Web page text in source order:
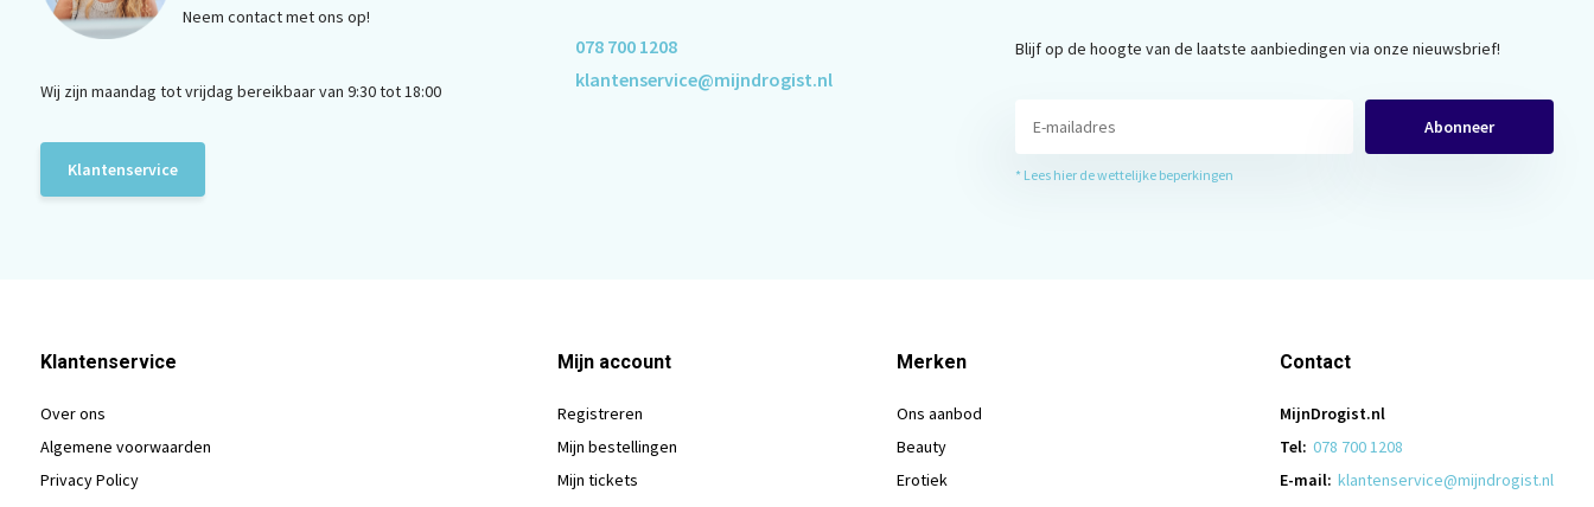
Neem contact met ons op!
Wij zijn maandag tot vrijdag bereikbaar van 9:30 tot 18:00
Klantenservice
078 700 1208
klantenservice@mijndrogist.nl
Blijf op de hoogte van de laatste aanbiedingen via onze nieuwsbrief!
Abonneer
* Lees hier de wettelijke beperkingen
Klantenservice
Over ons
Algemene voorwaarden
Privacy Policy
Mijn account
Registreren
Mijn bestellingen
Mijn tickets
Merken
Ons aanbod
Beauty
Erotiek
Contact
MijnDrogist.nl
Tel: 078 700 1208
E-mail: klantenservice@mijndrogist.nl